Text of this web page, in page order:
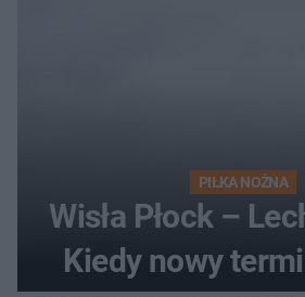
PIŁKA NOŻNA
Wisła Płock –
Kiedy nowy